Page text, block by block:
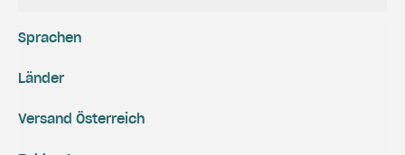
Versand Österreich
Sprachen
Länder